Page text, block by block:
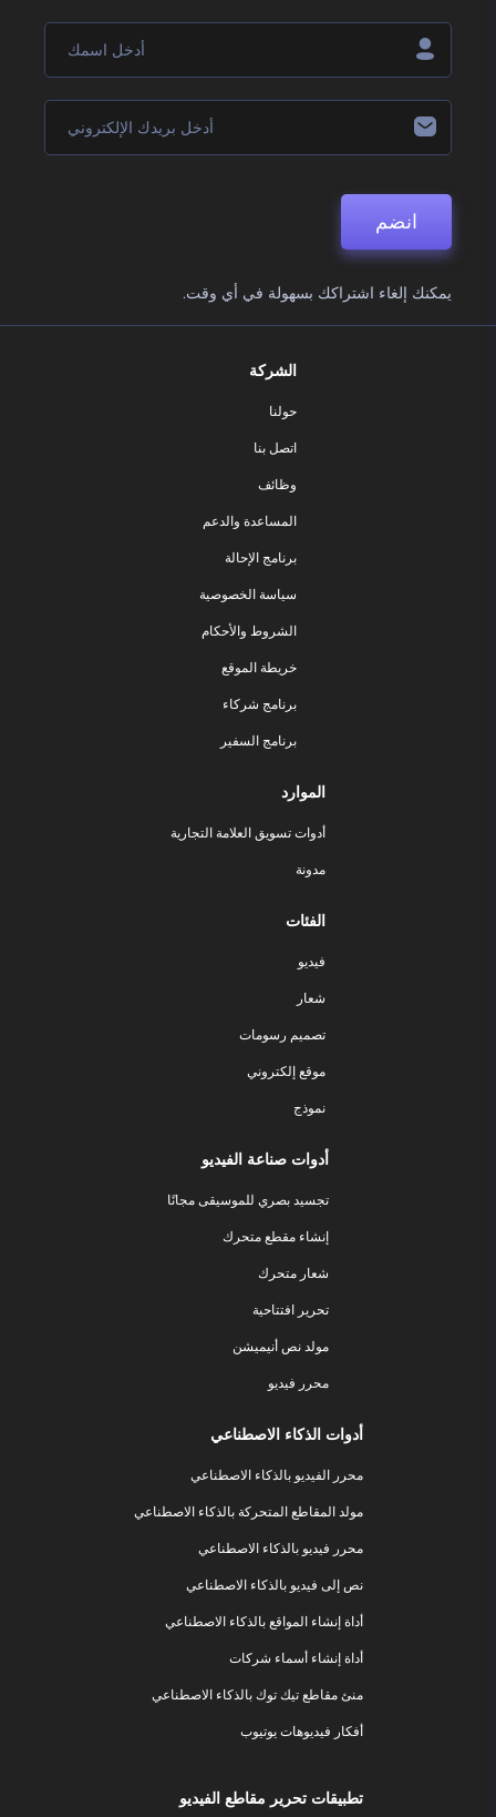
انضم
يمكنك إلغاء اشتراكك بسهولة في أي وقت.
الشركة
حولنا
اتصل بنا
وظائف
المساعدة والدعم
برنامج الإحالة
سياسة الخصوصية
الشروط والأحكام
خريطة الموقع
برنامج شركاء
برنامج السفير
الموارد
أدوات تسويق العلامة التجارية
مدونة
الفئات
فيديو
شعار
تصميم رسومات
موقع إلكتروني
نموذج
أدوات صناعة الفيديو
تجسيد بصري للموسيقى مجانًا
إنشاء مقطع متحرك
شعار متحرك
تحرير افتتاحية
مولد نص أنيميشن
محرر فيديو
أدوات الذكاء الاصطناعي
محرر الفيديو بالذكاء الاصطناعي
مولد المقاطع المتحركة بالذكاء الاصطناعي
محرر فيديو بالذكاء الاصطناعي
نص إلى فيديو بالذكاء الاصطناعي
أداة إنشاء المواقع بالذكاء الاصطناعي
أداة إنشاء أسماء شركات
منئ مقاطع تيك توك بالذكاء الاصطناعي
أفكار فيديوهات يوتيوب
تطبيقات تحرير مقاطع الفيديو